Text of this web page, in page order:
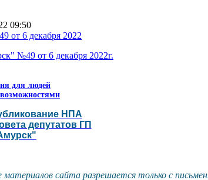
09:50
№49 от 6 декабря 2022г.
для людей
НПА
депутатов ГП
материалов сайта разрешается только с